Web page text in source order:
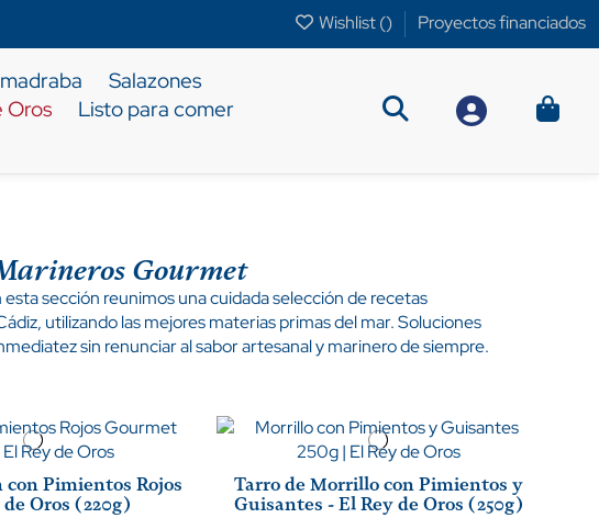
Wishlist () Proyectos financiados
Salazones
Oros
Listo para comer
Gourmet
sección reunimos una cuidada selección de recetas
utilizando las mejores materias primas del mar. Soluciones
sin renunciar al sabor artesanal y marinero de siempre.
Pimientos Rojos
de Oros (220g)
Tarro de Morrillo con Pimientos y
Guisantes - El Rey de Oros (250g)